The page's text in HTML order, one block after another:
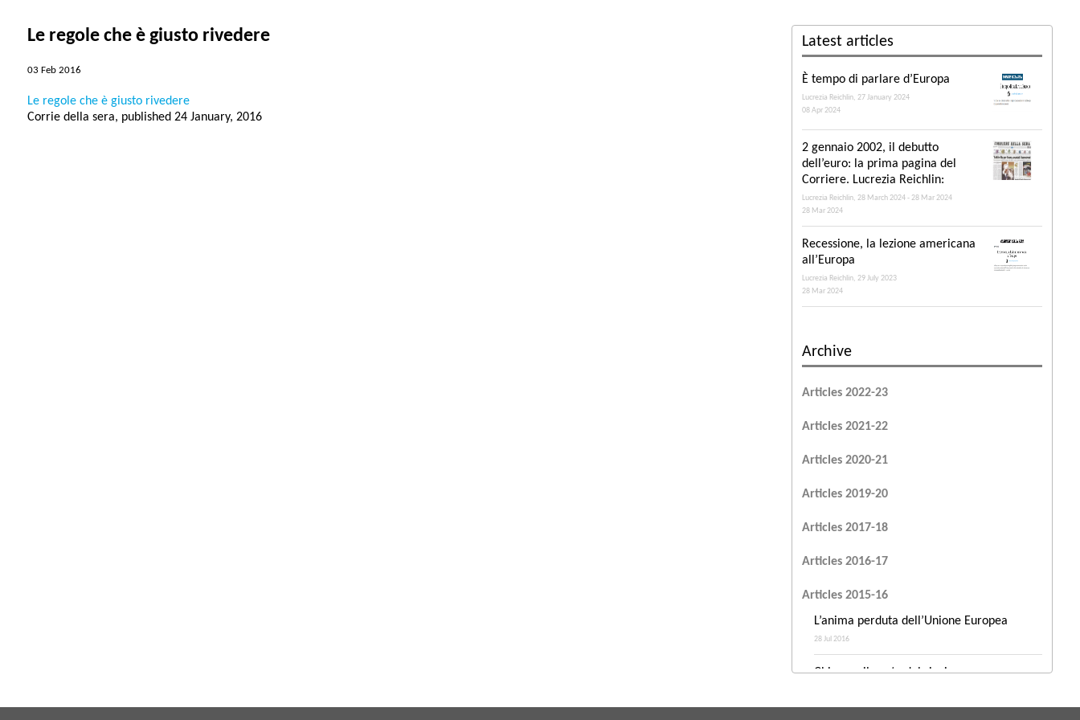
Latest articles
È tempo di parlare d’Europa
Lucrezia Reichlin, 27 January 2024
08 Apr 2024
2 gennaio 2002, il debutto
dell’euro: la prima pagina del
Corriere. Lucrezia Reichlin:
Lucrezia Reichlin, 28 March 2024 - 28 Mar 2024
28 Mar 2024
Recessione, la lezione americana
all’Europa
Lucrezia Reichlin, 29 July 2023
28 Mar 2024
Archive
Articles 2022-23
Articles 2021-22
Articles 2020-21
Articles 2019-20
Articles 2017-18
Articles 2016-17
Articles 2015-16
L’anima perduta dell’Unione Europea
28 Jul 2016
Chi paga il conto del rinvio europeo
Le regole che è giusto rivedere
03 Feb 2016
Le regole che è giusto rivedere
Corrie della sera, published 24 January, 2016